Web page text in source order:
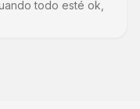
todo esté ok,